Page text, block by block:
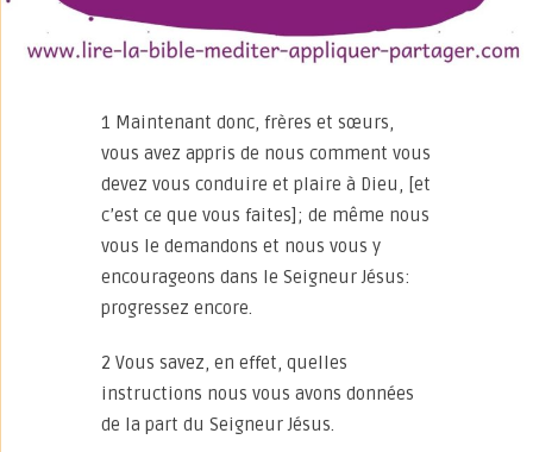
1 Maintenant donc, frères et sœurs,
vous avez appris de nous comment vous
devez vous conduire et plaire à Dieu, [et
c’est ce que vous faites]; de même nous
vous le demandons et nous vous y
encourageons dans le Seigneur Jésus:
progressez encore.
2 Vous savez, en effet, quelles
instructions nous vous avons données
de la part du Seigneur Jésus.